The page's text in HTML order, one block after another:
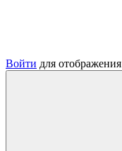
Войти для